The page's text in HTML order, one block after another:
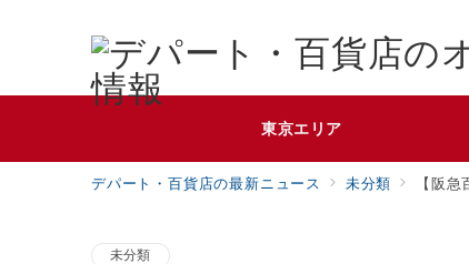
東京エリア
デパート・百貨店の最新ニュース 未分類 【阪
未分類